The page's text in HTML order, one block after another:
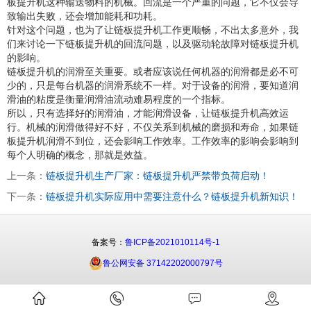
致输出失败，还会增加能耗和功耗。
针对这个问题，也为了让链板提升机工作更顺畅，不出太多意外，我
们来讨论一下链板提升机的回流问题，以及驱动轮故障对链板提升机
的影响。
链板提升机的润滑至关重要。或者应该说任何机器的润滑都是必不可
少的，只是每台机器的润滑系统不一样。对于设备的润滑，要知道润
滑油的粘度是衡量润滑油流动难易程度的一个指标。
所以，只有选择好的润滑油，才能润滑设备，让链板提升机高效运
行。机械的润滑做得好不好，不仅关系到机械的磨损和寿命，如果链
板提升机润滑不到位，还会影响工作效率。工作效率的影响会影响到
每个人明确的概念，那就是效益。
上一条： 链板提升机生产厂家：链板提升机严禁带负荷启动！
下一条： 链板提升机实际应用中需要注意什么？链板提升机新知识！
备案号： 鲁ICP备2021010114号-1
鲁公网安备 37142202000797号